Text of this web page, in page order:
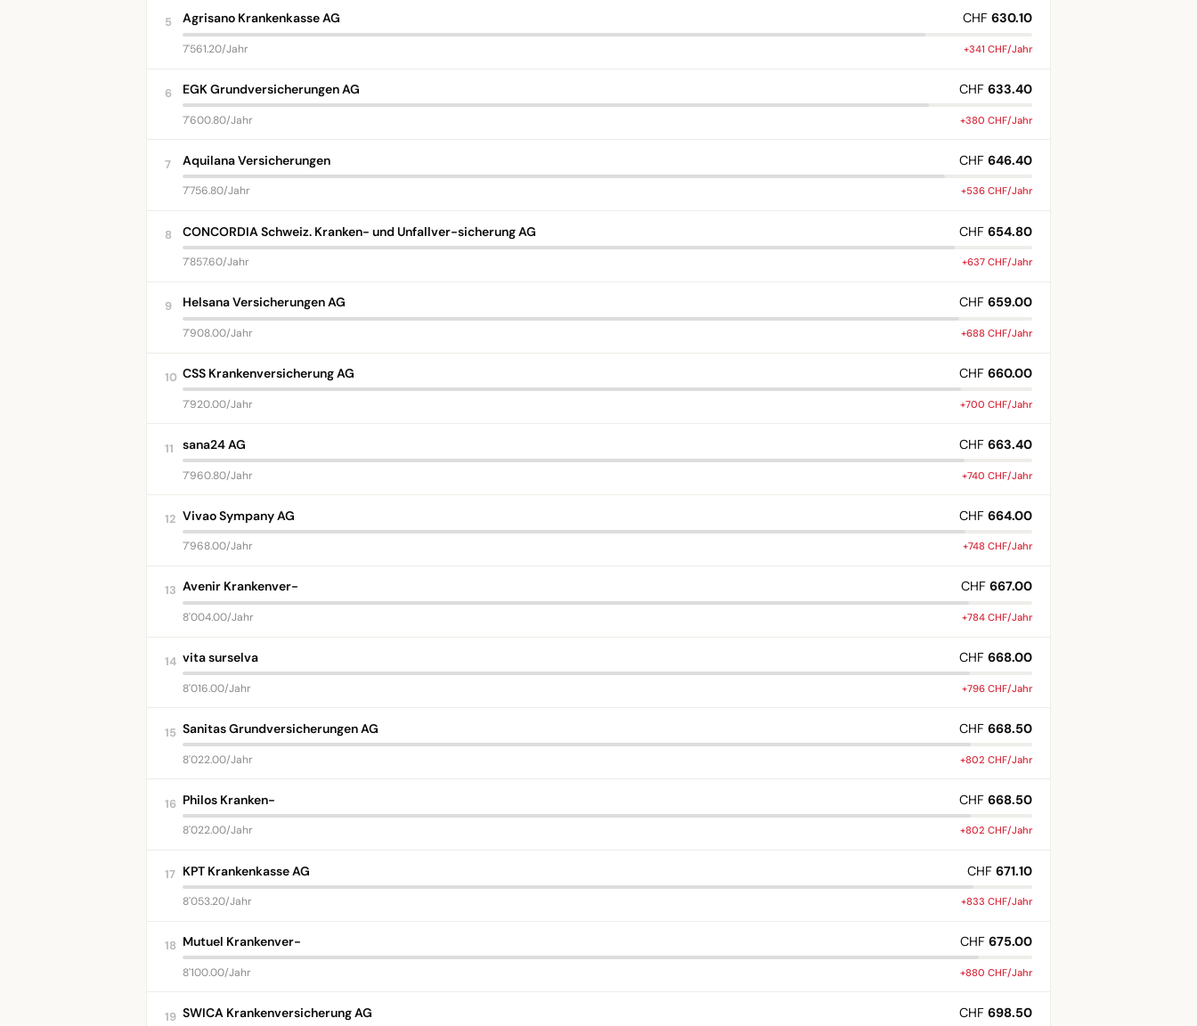
5 Agrisano Krankenkasse AG CHF 630.10
7'561.20/Jahr +341 CHF/Jahr
6 EGK Grundversicherungen AG CHF 633.40
7'600.80/Jahr +380 CHF/Jahr
7 Aquilana Versicherungen CHF 646.40
7'756.80/Jahr +536 CHF/Jahr
8 CONCORDIA Schweiz. Kranken- und Unfallver-sicherung AG CHF 654.80
7'857.60/Jahr +637 CHF/Jahr
9 Helsana Versicherungen AG CHF 659.00
7'908.00/Jahr +688 CHF/Jahr
10 CSS Krankenversicherung AG CHF 660.00
7'920.00/Jahr +700 CHF/Jahr
11 sana24 AG CHF 663.40
7'960.80/Jahr +740 CHF/Jahr
12 Vivao Sympany AG CHF 664.00
7'968.00/Jahr +748 CHF/Jahr
13 Avenir Krankenver- CHF 667.00
8'004.00/Jahr +784 CHF/Jahr
14 vita surselva CHF 668.00
8'016.00/Jahr +796 CHF/Jahr
15 Sanitas Grundversicherungen AG CHF 668.50
8'022.00/Jahr +802 CHF/Jahr
16 Philos Kranken- CHF 668.50
8'022.00/Jahr +802 CHF/Jahr
17 KPT Krankenkasse AG CHF 671.10
8'053.20/Jahr +833 CHF/Jahr
18 Mutuel Krankenver- CHF 675.00
8'100.00/Jahr +880 CHF/Jahr
19 SWICA Krankenversicherung AG CHF 698.50